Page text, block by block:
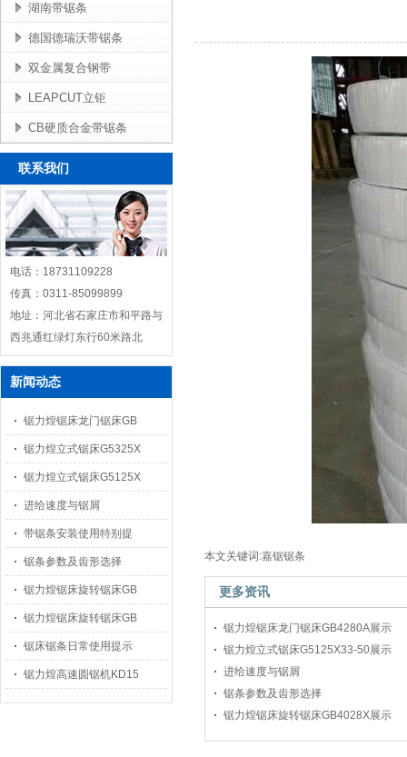
湖南带锯条
德国德瑞沃带锯条
双金属复合钢带
LEAPCUT立钜
CB硬质合金带锯条
联系我们
电话：18731109228
传真：0311-85099899
地址：河北省石家庄市和平路与
西兆通红绿灯东行60米路北
新闻动态
锯力煌锯床龙门锯床GB
锯力煌立式锯床G5325X
锯力煌立式锯床G5125X
进给速度与锯屑
带锯条安装使用特别提
锯条参数及齿形选择
锯力煌锯床旋转锯床GB
锯力煌锯床旋转锯床GB
锯床锯条日常使用提示
锯力煌高速圆锯机KD15
本文关键词:嘉锯锯条
更多资讯
锯力煌锯床龙门锯床GB4280A展示
锯力煌立式锯床G5125X33-50展示
进给速度与锯屑
锯条参数及齿形选择
锯力煌锯床旋转锯床GB4028X展示